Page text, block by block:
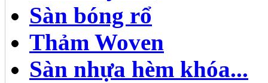
Sàn bóng rổ
Thảm Woven
Sàn nhựa hèm khóa...